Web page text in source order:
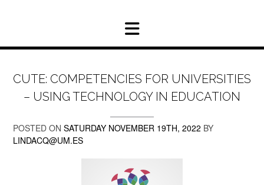
CUTE: COMPETENCIES FOR UNIVERSITIES
– USING TECHNOLOGY IN EDUCATION
POSTED ON SATURDAY NOVEMBER 19TH, 2022 BY
LINDACQ@UM.ES